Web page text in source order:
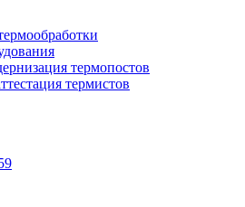
термопостов
термистов